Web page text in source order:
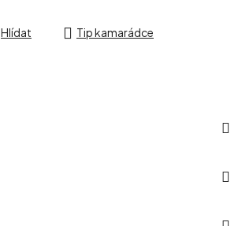
Hlídat Tip kamarádce